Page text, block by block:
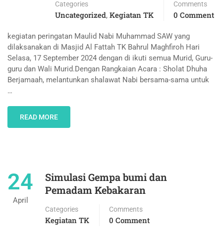
Categories
Uncategorized, Kegiatan TK
Comments
0 Comment
kegiatan peringatan Maulid Nabi Muhammad SAW yang
dilaksanakan di Masjid Al Fattah TK Bahrul Maghfiroh Hari
Selasa, 17 September 2024 dengan di ikuti semua Murid, Guru-
guru dan Wali Murid.Dengan Rangkaian Acara : Sholat Dhuha
Berjamaah, melantunkan shalawat Nabi bersama-sama untuk
…
READ MORE
24
April
Simulasi Gempa bumi dan
Pemadam Kebakaran
Categories
Kegiatan TK
Comments
0 Comment